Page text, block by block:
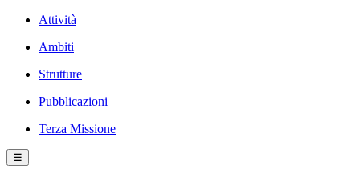
Attività
Ambiti
Strutture
Pubblicazioni
Terza Missione
☰